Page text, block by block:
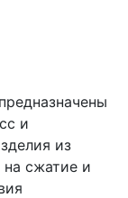
и
из
на сжатие и